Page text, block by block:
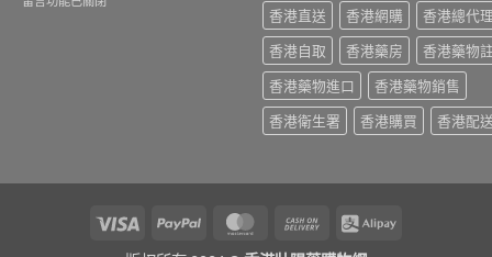
整
服
用
香港直送
香港網購
香港總代
香港自取
香港藥房
香港藥物
香港藥物進口
香港藥物銷售
香港衛生署
香港購買 香港配
Visa PayPal MasterCardCash
Alipay